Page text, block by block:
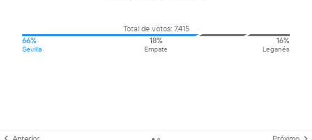
Total de votos: 7,415
66%
Sevilla
18%
Empate
16%
Leganés